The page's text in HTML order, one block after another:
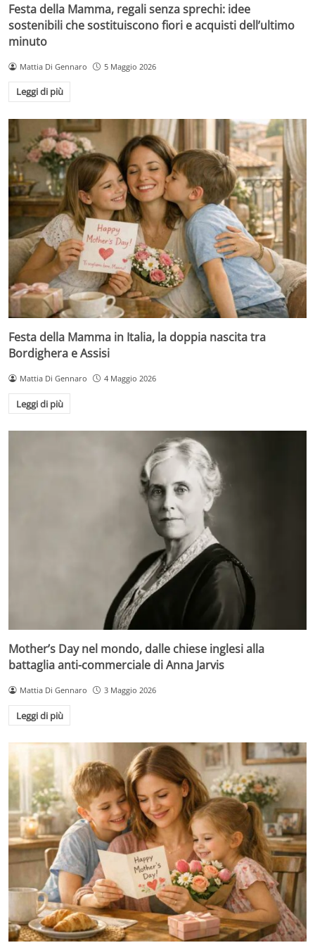
Festa della Mamma, regali senza sprechi: idee
sostenibili che sostituiscono fiori e acquisti dell’ultimo
minuto
Mattia Di Gennaro 5 Maggio 2026
Leggi di più
Festa della Mamma in Italia, la doppia nascita tra
Bordighera e Assisi
Mattia Di Gennaro 4 Maggio 2026
Leggi di più
Mother’s Day nel mondo, dalle chiese inglesi alla
battaglia anti-commerciale di Anna Jarvis
Mattia Di Gennaro 3 Maggio 2026
Leggi di più